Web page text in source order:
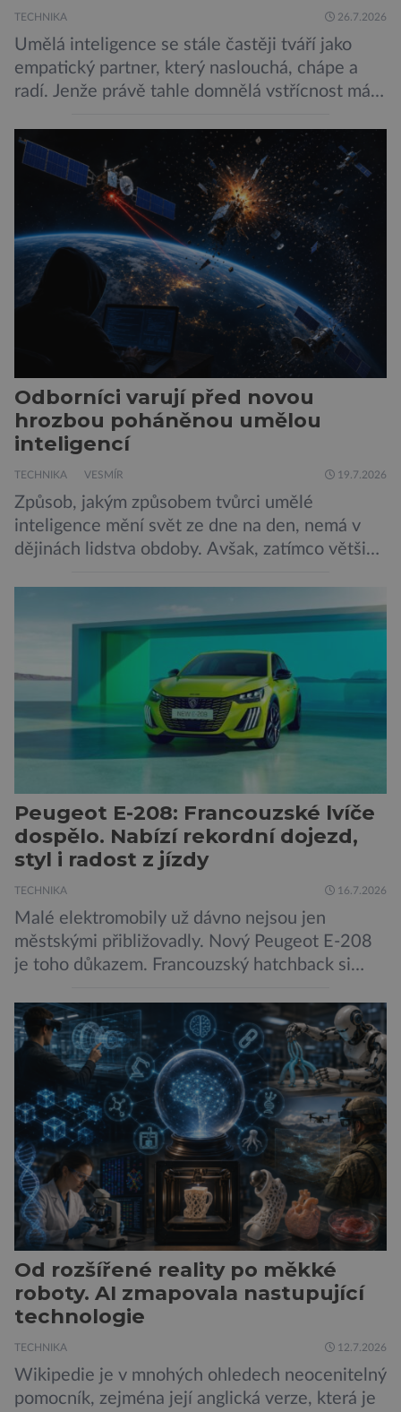
TECHNIKA 26.7.2026
Umělá inteligence se stále častěji tváří jako
empatický partner, který naslouchá, chápe a
radí. Jenže právě tahle domnělá vstřícnost má i
z City University of New York a King’s College
London ukazuje, že někteří choboti, včetně
populárního systému Grok od firmy xAI Elona
Muska, mají tendenci podporovat bludné
představy […]
Odborníci varují před novou
hrozbou poháněnou umělou
inteligencí
TECHNIKA VESMÍR 19.7.2026
Způsob, jakým způsobem tvůrci umělé
inteligence mění svět ze dne na den, nemá v
dějinách lidstva obdoby. Avšak, zatímco většina
bezpečnostní experti upozorňují na mnohem
méně nápadné riziko. Podle některých
odborníků by už během příštích dvou let mohly
pokročilé systémy AI výrazně usnadnit
kybernetické útoky […]
Peugeot E-208: Francouzské lvíče
dospělo. Nabízí rekordní dojezd,
styl i radost z jízdy
TECHNIKA 16.7.2026
Malé elektromobily už dávno nejsou jen
městskými přibližovadly. Nový Peugeot E-208
je toho důkazem. Francouzský hatchback si
dojezd a modernější technologie, ale hlavně
ukazuje, že i kompaktní elektromobil může být
autem, se kterým bez obav vyrazíte za hranice
města Peugeot se u modelu 208 trefil do
černého už […]
Od rozšířené reality po měkké
roboty. AI zmapovala nastupující
technologie
TECHNIKA 12.7.2026
Wikipedie je v mnohých ohledech neocenitelný
pomocník, zejména její anglická verze, která je